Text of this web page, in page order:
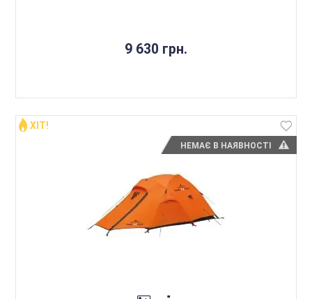
9 630 грн.
НЕМАЄ В НАЯВНОСТІ
ХІТ!